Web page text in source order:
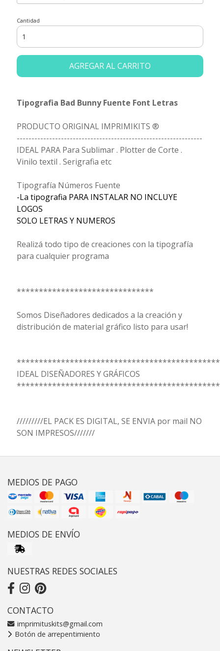
Cantidad
AGREGAR AL CARRITO
Tipografia Bad Bunny Fuente Font Letras
PRODUCTO ORIGINAL IMPRIMIKITS ®
---------------------------------------------------------------
IDEAL PARA Para Sublimar . Plotter de Corte .
Vinilo textil . Serigrafia etc
Tipografía Números Fuente
-La tipografia PARA INSTALAR NO INCLUYE
LOGOS
SOLO LETRAS Y NUMEROS
Realizá todo tipo de creaciones con la tipografía
para cualquier programa
*******************************
Somos Diseñadores dedicados a la creación y
distribución de material gráfico listo para usar!
IDEAL DISEÑADORES Y GRÁFICOS
/////////EL PACK ES DIGITAL, SE ENVIA por mail NO
SON IMPRESOS///////
MEDIOS DE PAGO
MEDIOS DE ENVÍO
NUESTRAS REDES SOCIALES
CONTACTO
imprimituskits@gmail.com
Botón de arrepentimiento